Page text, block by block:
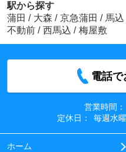
駅から探す
蒲田 / 大森 / 京急蒲田 / 馬込
不動前 / 西馬込 / 梅屋敷
電話
営業時間：
定休日：
毎週水
ホーム